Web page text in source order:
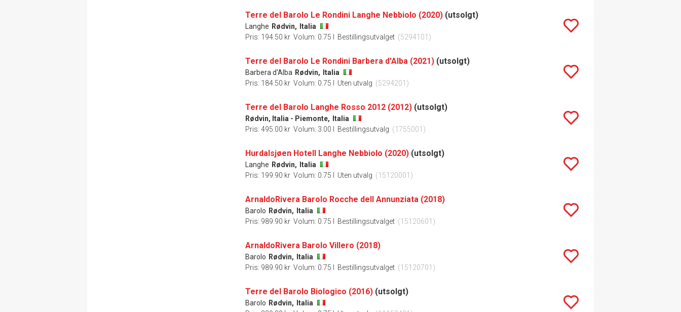
Terre del Barolo Le Rondini Langhe Nebbiolo (2020) (utsolgt)
Langhe Rødvin,
Italia
Pris: 194.50 kr Volum: 0.75 l Bestillingsutvalget (5294101)
Terre del Barolo Le Rondini Barbera d'Alba (2021) (utsolgt)
Barbera d'Alba Rødvin,
Italia
Pris: 184.50 kr Volum: 0.75 l Uten utvalg (5294201)
Terre del Barolo Langhe Rosso 2012 (2012) (utsolgt)
Rødvin, Italia - Piemonte,
Italia
Pris: 495.00 kr Volum: 3.00 l Bestillingsutvalg (1755001)
Hurdalsjøen Hotell Langhe Nebbiolo (2020) (utsolgt)
Langhe Rødvin,
Italia
Pris: 199.90 kr Volum: 0.75 l Uten utvalg (15120001)
ArnaldoRivera Barolo Rocche dell Annunziata (2018)
Barolo Rødvin,
Italia
Pris: 989.90 kr Volum: 0.75 l Bestillingsutvalget (15120601)
ArnaldoRivera Barolo Villero (2018)
Barolo Rødvin,
Italia
Pris: 989.90 kr Volum: 0.75 l Bestillingsutvalget (15120701)
Terre del Barolo Biologico (2016) (utsolgt)
Barolo Rødvin,
Italia